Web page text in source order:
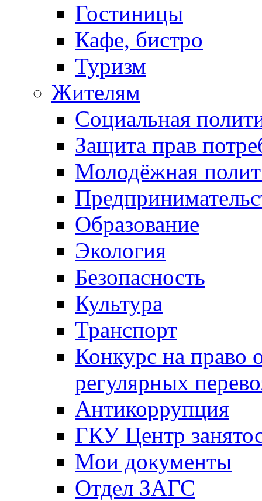
Гостиницы
Кафе, бистро
Туризм
Жителям
Социальная
Защита прав
Молодёжная
Образование
Экология
Безопасность
Культура
Транспорт
Конкурс на право
регулярных
Антикоррупция
ГКУ Центр
Мои документы
Отдел ЗАГС